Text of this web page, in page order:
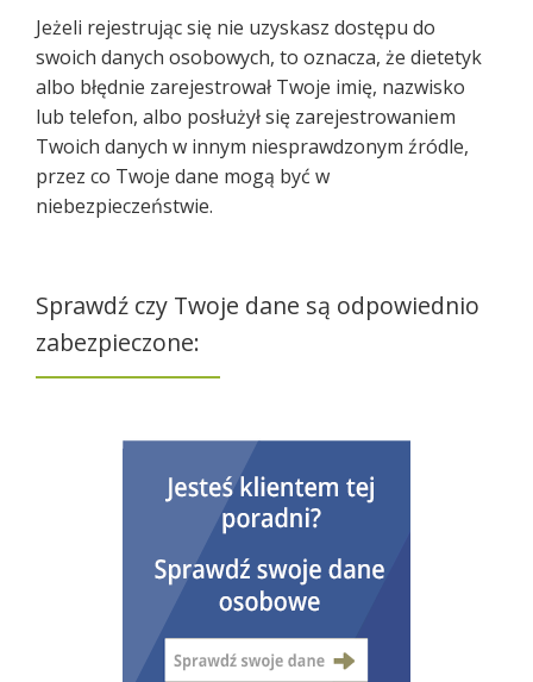
Jeżeli rejestrując się nie uzyskasz dostępu do
swoich danych osobowych, to oznacza, że dietetyk
albo błędnie zarejestrował Twoje imię, nazwisko
lub telefon, albo posłużył się zarejestrowaniem
Twoich danych w innym niesprawdzonym źródle,
przez co Twoje dane mogą być w
niebezpieczeństwie.
Sprawdź czy Twoje dane są odpowiednio
zabezpieczone: